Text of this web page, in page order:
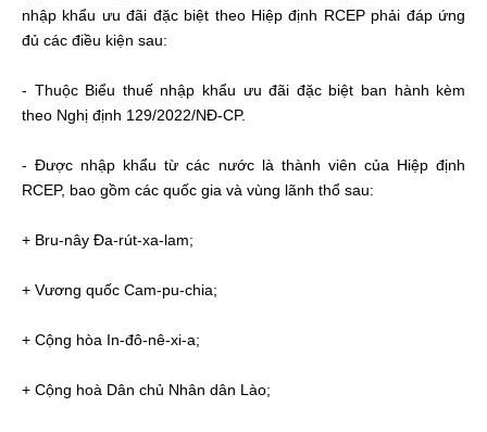
nhập khẩu ưu đãi đặc biệt theo Hiệp định RCEP phải đáp ứng
đủ các điều kiện sau:
- Thuộc Biểu thuế nhập khẩu ưu đãi đặc biệt ban hành kèm
theo Nghị định 129/2022/NĐ-CP.
-Được nhập khẩu từ các nước là thành viên của Hiệp định
RCEP, bao gồm các quốc gia và vùng lãnh thổ sau:
+ Bru-nây Đa-rút-xa-lam;
+ Vương quốc Cam-pu-chia;
+ Cộng hòa In-đô-nê-xi-a;
+ Cộng hoà Dân chủ Nhân dân Lào;